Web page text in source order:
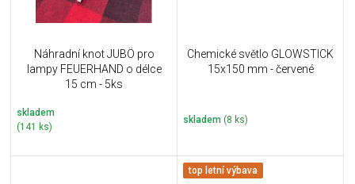
Náhradní knot JUBÖ pro
lampy FEUERHAND o délce
15 cm - 5ks
skladem
(141 ks)
Chemické světlo GLOWSTICK
15x150 mm - červené
skladem (8 ks)
top letní výbava